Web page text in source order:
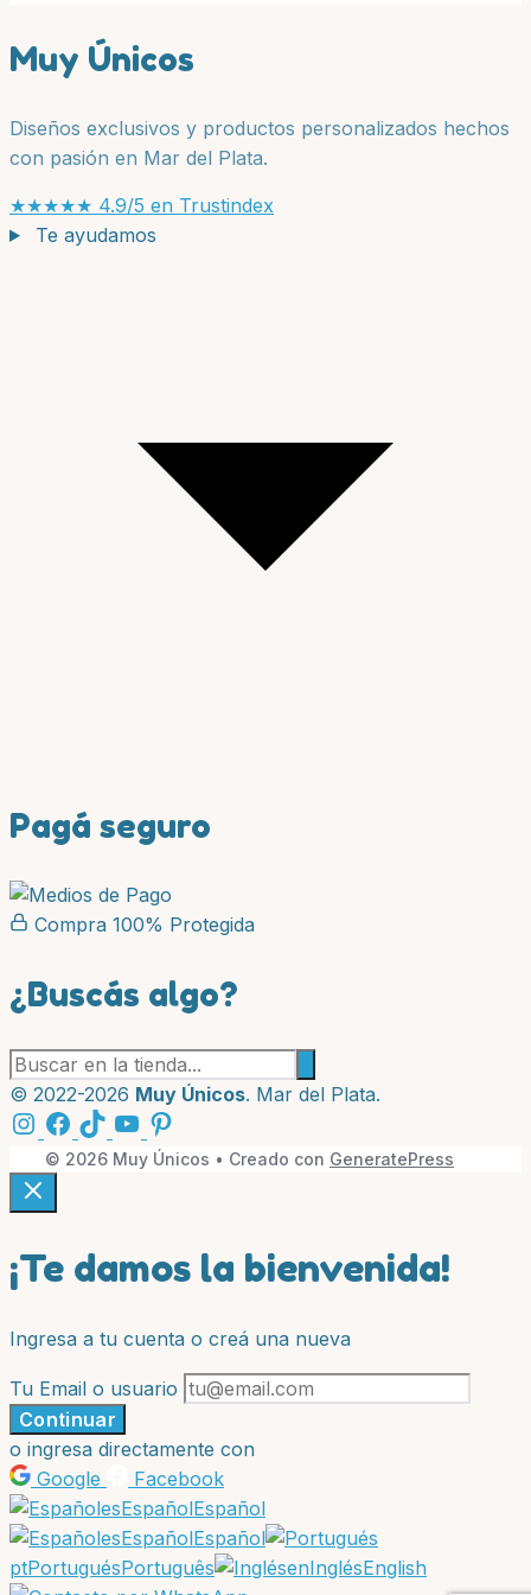
producto
variantes.
se
pueden
elegir
Muy Únicos
Diseños exclusivos y productos personalizados hechos
con pasión en Mar del Plata.
★★★★★ 4.9/5 en Trustindex
Te ayudamos
Pagá seguro
Compra 100% Protegida
¿Buscás algo?
Buscar
productos:
© 2022-2026 Muy Únicos. Mar del Plata.
© 2026 Muy Únicos • Creado con GeneratePress
¡Te damos la bienvenida!
Ingresa a tu cuenta o creá una nueva
Tu Email o usuario
Continuar
o ingresa directamente con
Google
Facebook
esEspañolEspañol
esEspañolEspañol
ptPortuguésPortuguês enInglésEnglish